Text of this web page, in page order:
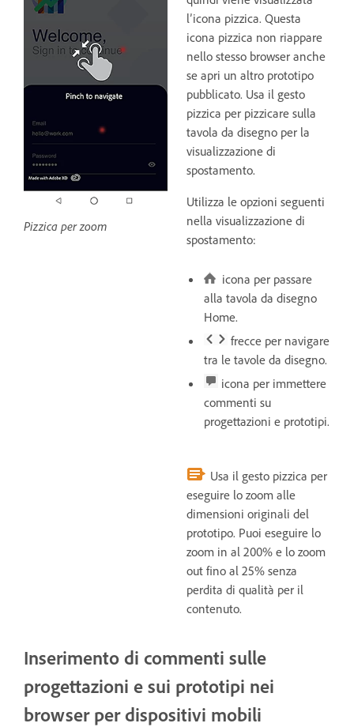
Pizzica per zoom
l’icona pizzica. Questa
icona pizzica non riappare
nello stesso browser anche
se apri un altro prototipo
pubblicato. Usa il gesto
pizzica per pizzicare sulla
tavola da disegno per la
visualizzazione di
spostamento.
Utilizza le opzioni seguenti
nella visualizzazione di
spostamento:
icona per passare
alla tavola da disegno
Home.
frecce per navigare
tra le tavole da disegno.
icona per immettere
commenti su
progettazioni e prototipi.
Usa il gesto pizzica per
eseguire lo zoom alle
dimensioni originali del
prototipo. Puoi eseguire lo
zoom in al 200% e lo zoom
out fino al 25% senza
perdita di qualità per il
contenuto.
Inserimento di commenti sulle
progettazioni e sui prototipi nei
browser per dispositivi mobili